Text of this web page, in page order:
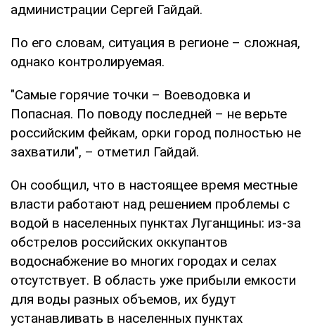
администрации Сергей Гайдай.
По его словам, ситуация в регионе – сложная,
однако контролируемая.
"Самые горячие точки – Воеводовка и
Попасная. По поводу последней – не верьте
российским фейкам, орки город полностью не
захватили", – отметил Гайдай.
Он сообщил, что в настоящее время местные
власти работают над решением проблемы с
водой в населенных пунктах Луганщины: из-за
обстрелов российских оккупантов
водоснабжение во многих городах и селах
отсутствует. В область уже прибыли емкости
для воды разных объемов, их будут
устанавливать в населенных пунктах